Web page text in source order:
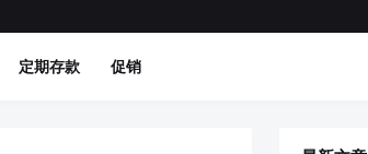
定期存款 促销